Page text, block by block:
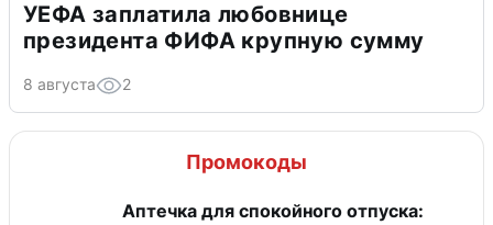
УЕФА заплатила любовнице
президента ФИФА крупную сумму
8 августа 2
Промокоды
Аптечка для спокойного отпуска: